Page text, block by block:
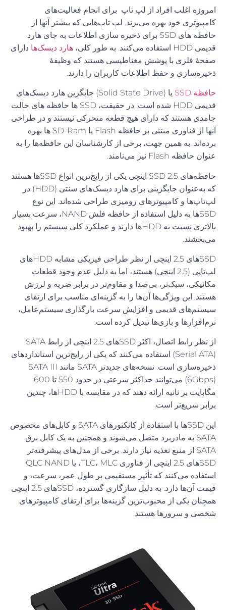
امروزه اغلب افراد از لپ تاپ برای انجام فعالیتهای
کامپیوتری خود بهره میبرند. لپ تاپهایی که بیشتر آنها از
حافظه هایSSD
برای ذخیره سازی اطلاعات به جای هارد
قدیمیHDD استفاده میکنند. به طور کلی، هارد دیسکهادارای
صفحۀ فلزی با پوشش مغناطیسی هستند که وظیفۀ
ذخیرهسازی و حفظ اطلاعات کاربران را دارند.
حافظهSSD یا(Solid State Drive) جایگزین هارد دیسکهای
قدیمیHDD شده است. در حقیقت،SSD
ها حافظه های حالت
جامدی هستند که دارای هیچ قطعه متحرکی نیستند و در طراحی
آنها از فناوری مبتنی بر حافظهFlash یاSD-Ram
ها بهره
بردهاند. به همین جهت، برخی از کارشناسان این حافظهها را به
عنوان حافظهFlash نیز مینامند.
حافظه‌های SSD 2.5 اینچی یکی از رایج‌ترین انواع SSDها هستند
که به‌عنوان جایگزینی برای هارد دیسک‌های سنتی (HDD) در
لپ‌تاپ‌ها و کامپیوترهای رومیزی طراحی شده‌اند. این نوع
SSDها به دلیل استفاده از حافظه فلش NAND، سرعت بسیار
بالاتری نسبت به HDDها دارند و عملکرد کلی سیستم را بهبود
می‌بخشند.
SSDهای 2.5 اینچی از نظر طراحی فیزیکی مشابه HDDهای
لپ‌تاپی (2.5 اینچی) هستند، اما به دلیل عدم وجود قطعات
مکانیکی، سبک‌تر، بی‌صدا و مقاوم‌تر در برابر ضربه و لرزش
هستند. این ویژگی‌ها آن‌ها را به گزینه‌ای مناسب برای ارتقای
سیستم‌های قدیمی و افزایش سرعت بارگذاری سیستم‌عامل،
نرم‌افزارها و بازی‌ها تبدیل کرده است.
از نظر رابط اتصال، اکثر SSDهای 2.5 اینچی از رابط SATA
(Serial ATA) استفاده می‌کنند که یکی از رایج‌ترین استانداردهای
ذخیره‌سازی است. نسخه‌های جدیدتر SATA مانند SATA III
(6Gbps) می‌توانند حداکثر سرعتی در حدود 550 تا 600
مگابایت بر ثانیه ارائه دهند که در مقایسه با HDDها، چندین
برابر سریع‌تر است.
این SSDها با استفاده از کانکتورهای SATA و کابل‌های مخصوص
SATA به مادربرد متصل می‌شوند و همچنین به یک کابل برق
SATA از منبع تغذیه نیاز دارند. برخی از مدل‌های پیشرفته‌تر
SSDهای 2.5 اینچی از فناوری TLC، MLC، یا QLC NAND
استفاده می‌کنند که تأثیر مستقیمی بر طول عمر، سرعت، و
قیمت آن‌ها دارد. به دلیل سازگاری گسترده، SSDهای 2.5 اینچی
همچنان یکی از محبوب‌ترین گزینه‌ها برای ارتقای کامپیوترهای
شخصی و سرورها هستند.